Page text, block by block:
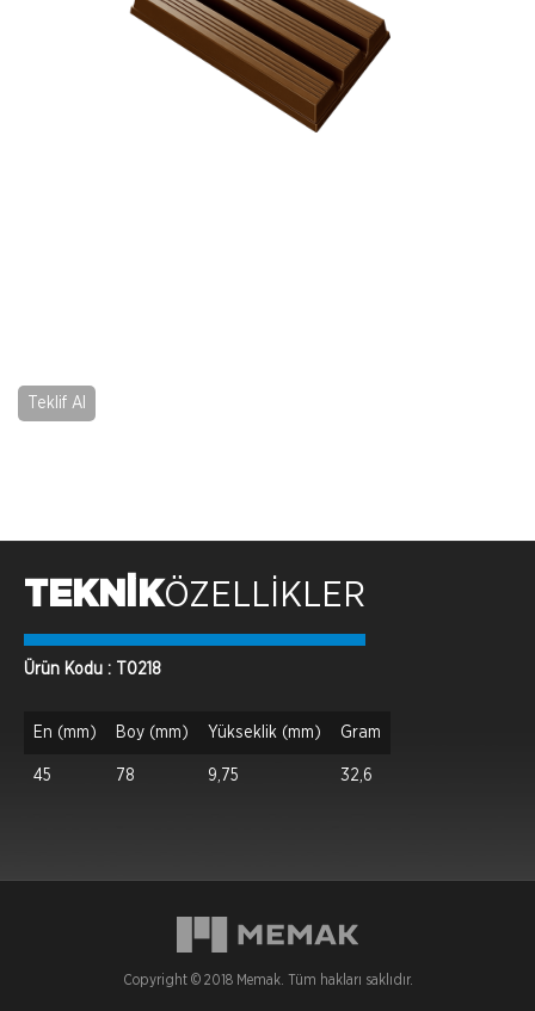
Teklif Al
TEKNİKÖZELLİKLER
Ürün Kodu : T0218
En (mm) Boy (mm) Yükseklik (mm) Gram
45 78 9,75 32,6
Copyright © 2018 Memak. Tüm hakları saklıdır.